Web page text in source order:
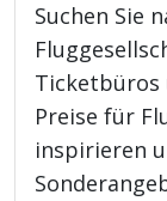
Suchen Sie
Ticketbüros
Preise für
inspirieren